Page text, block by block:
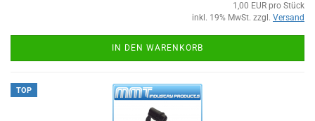
1,00 EUR pro Stück
inkl. 19% MwSt. zzgl. Versand
IN DEN WARENKORB
TOP